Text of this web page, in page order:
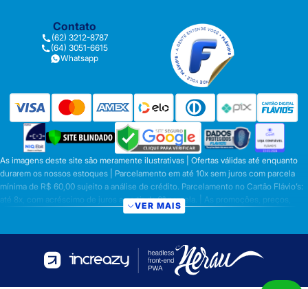
Contato
(62) 3212-8787
(64) 3051-6615
Whatsapp
As imagens deste site são meramente ilustrativas | Ofertas válidas até enquanto
durarem os nossos estoques | Parcelamento em até 10x sem juros com parcela
mínima de R$ 60,00 sujeito a análise de crédito. Parcelamento no Cartão Flávio’s:
até 8x, com acréscimo de juros a partir da 6ª parcela. | As promoções, preços,
parcelamentos e condições de pagamento são válidas apenas para compras
preços válidos para os produtos serão aqueles exibidos no ato da conclusão da
operação, conforme exibição, e desde que haja disponibilidade dos produtos |
Frete Grátis para compras em Goiás, DF com pedido mínimo de R$ 349,90,
VER MAIS